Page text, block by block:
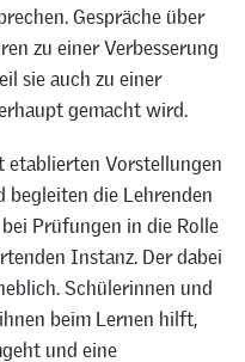
Gespräche über
zu einer Verbesserung
sie auch zu einer
gemacht wird.
Vorstellungen
die Lehrenden
Prüfungen in die Rolle
Instanz. Der dabei
Schülerinnen und
beim Lernen hilft,
und eine